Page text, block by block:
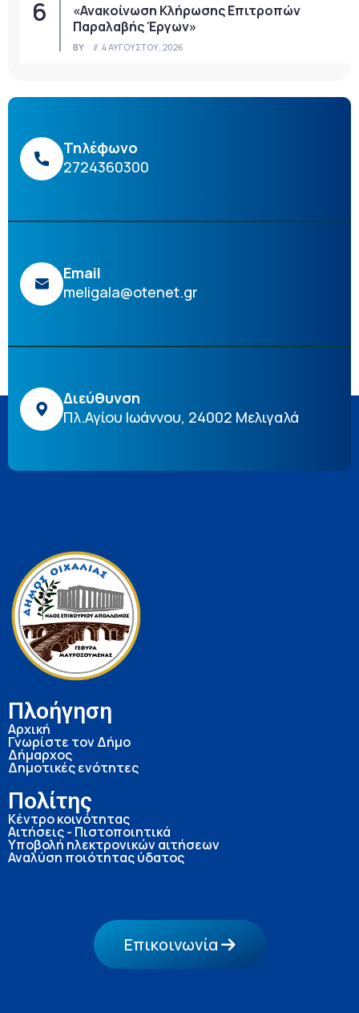
«Ανακοίνωση Κλήρωσης Επιτροπών
Παραλαβής Έργων»
BY 4 ΑΥΓΟΎΣΤΟΥ, 2026
Τηλέφωνο
2724360300
Email
meligala@otenet.gr
Διεύθυνση
Πλ.Αγίου Ιωάννου, 24002 Μελιγαλά
Πλοήγηση
Αρχική
Γνωρίστε τον Δήμο
Δήμαρχος
Δημοτικές ενότητες
Πολίτης
Κέντρο κοινότητας
Αιτήσεις - Πιστοποιητικά
Υποβολή ηλεκτρονικών αιτήσεων
Αναλύση ποιότητας ύδατος
Επικοινωνία